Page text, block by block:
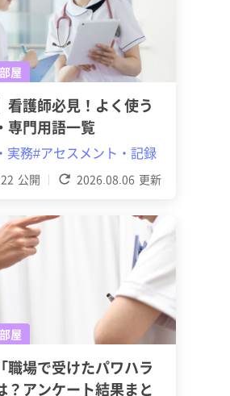
屋
公開 2026.08.06 更新
看護師必見！よく使う
専門用語一覧
実務#アセスメント・記録
屋
職場で受けたパワハラ
？アンケート結果まと